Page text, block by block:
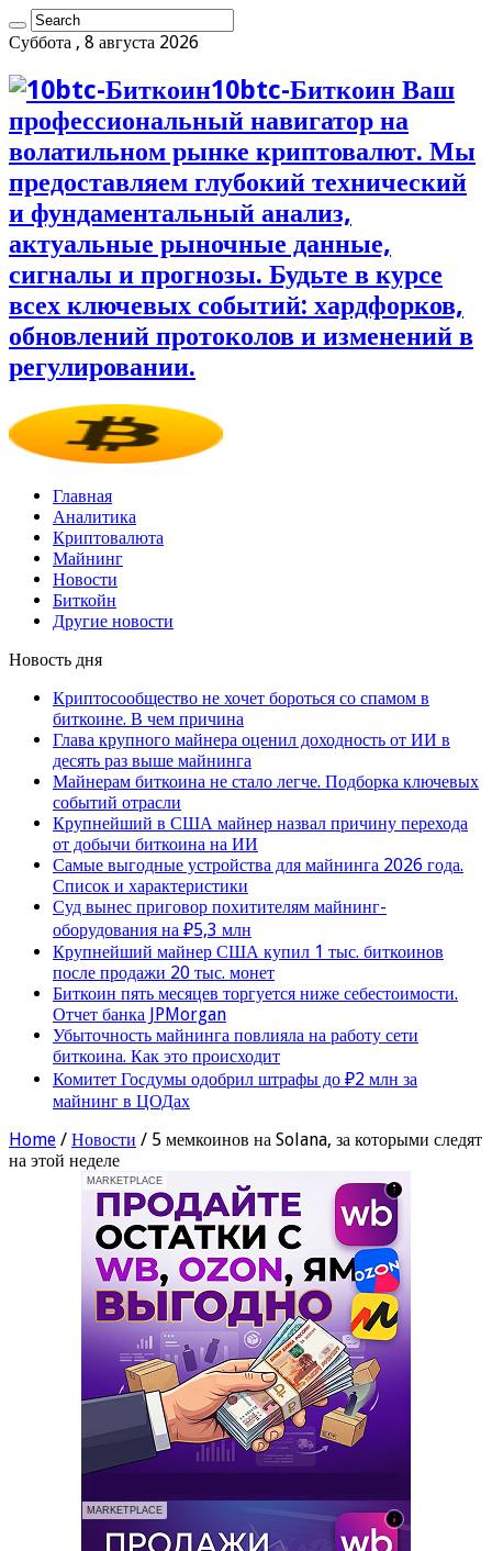
Суббота , 8 августа 2026
10btc-Биткоин Ваш
профессиональный навигатор на
волатильном рынке криптовалют. Мы
предоставляем глубокий технический
и фундаментальный анализ,
актуальные рыночные данные,
сигналы и прогнозы. Будьте в курсе
всех ключевых событий: хардфорков,
обновлений протоколов и изменений в
регулировании.
Главная
Аналитика
Криптовалюта
Майнинг
Новости
Биткойн
Другие новости
Новость дня
Криптосообщество не хочет бороться со спамом в
биткоине. В чем причина
Глава крупного майнера оценил доходность от ИИ в
десять раз выше майнинга
Майнерам биткоина не стало легче. Подборка ключевых
событий отрасли
Крупнейший в США майнер назвал причину перехода
от добычи биткоина на ИИ
Самые выгодные устройства для майнинга 2026 года.
Список и характеристики
Суд вынес приговор похитителям майнинг-
оборудования на ₽5,3 млн
Крупнейший майнер США купил 1 тыс. биткоинов
после продажи 20 тыс. монет
Биткоин пять месяцев торгуется ниже себестоимости.
Отчет банка JPMorgan
Убыточность майнинга повлияла на работу сети
биткоина. Как это происходит
Комитет Госдумы одобрил штрафы до ₽2 млн за
майнинг в ЦОДах
Home / Новости / 5 мемкоинов на Solana, за которыми следят
на этой неделе
MARKETPLACE
MARKETPLACE